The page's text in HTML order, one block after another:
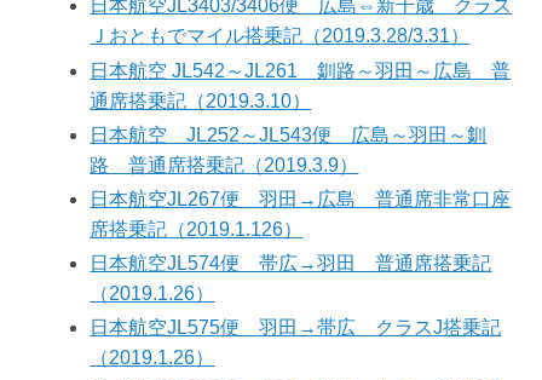
日本航空JL3403/3406便 広島⇔新千歳 クラス
Ｊおともでマイル搭乗記（2019.3.28/3.31）
日本航空 JL542～JL261 釧路～羽田～広島 普
通席搭乗記（2019.3.10）
日本航空 JL252～JL543便 広島～羽田～釧
路 普通席搭乗記（2019.3.9）
日本航空JL267便 羽田→広島 普通席非常口座
席搭乗記（2019.1.126）
日本航空JL574便 帯広→羽田 普通席搭乗記
（2019.1.26）
日本航空JL575便 羽田→帯広 クラスJ搭乗記
（2019.1.26）